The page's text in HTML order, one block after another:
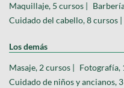
Maquillaje, 5 cursos |
Cuidado del cabello, 8 cursos |
Los demás
Masaje, 2 cursos |
Fotografía,
Cuidado de niños y ancianos, 3